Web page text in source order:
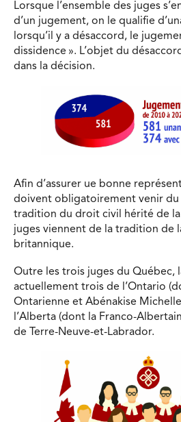
Lorsque l’ensemble des juges
d’un jugement, on le qualifie
lorsqu’il y a désaccord, le
dissidence ». L’objet du
dans la décision.
Afin d’assurer ue bonne
doivent obligatoirement venir du
tradition du droit civil hérité de la
juges viennent de la tradition de
britannique.
Outre les trois juges du Québec,
actuellement trois de l’Ontario
Ontarienne et Abénakise
l’Alberta (dont la Franco-
de Terre-Neuve-et-Labrador.